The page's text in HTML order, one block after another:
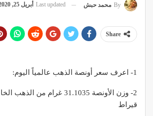
By محمد حبش Last updated أبريل 25, 2020
Share
1- اعرف سعر أونصة الذهب عالمياً اليوم:
قيراط